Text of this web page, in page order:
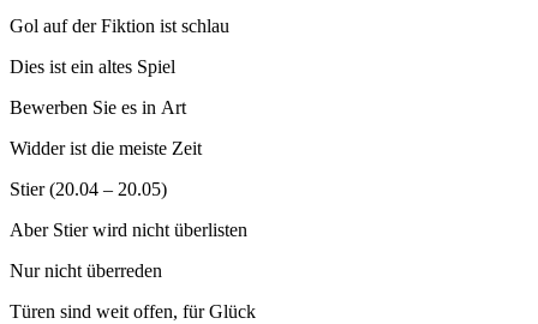
Gol auf der Fiktion ist schlau
Dies ist ein altes Spiel
Bewerben Sie es in Art
Widder ist die meiste Zeit
Stier (20.04 – 20.05)
Aber Stier wird nicht überlisten
Nur nicht überreden
Türen sind weit offen, für Glück